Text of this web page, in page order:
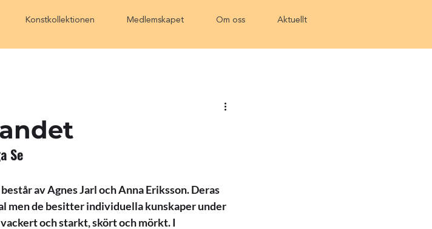
Konstkollektionen Medlemskapet Om oss Aktuellt
Se
av Agnes Jarl och Anna Eriksson. Deras
men de besitter individuella kunskaper under
och starkt, skört och mörkt. I